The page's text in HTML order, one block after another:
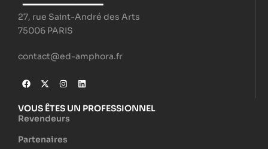
27, rue Saint-André des Arts
75006 PARIS
contact@ed-amphora.fr
VOUS ÊTES UN PROFESSIONNEL
Revendeurs
Partenaires